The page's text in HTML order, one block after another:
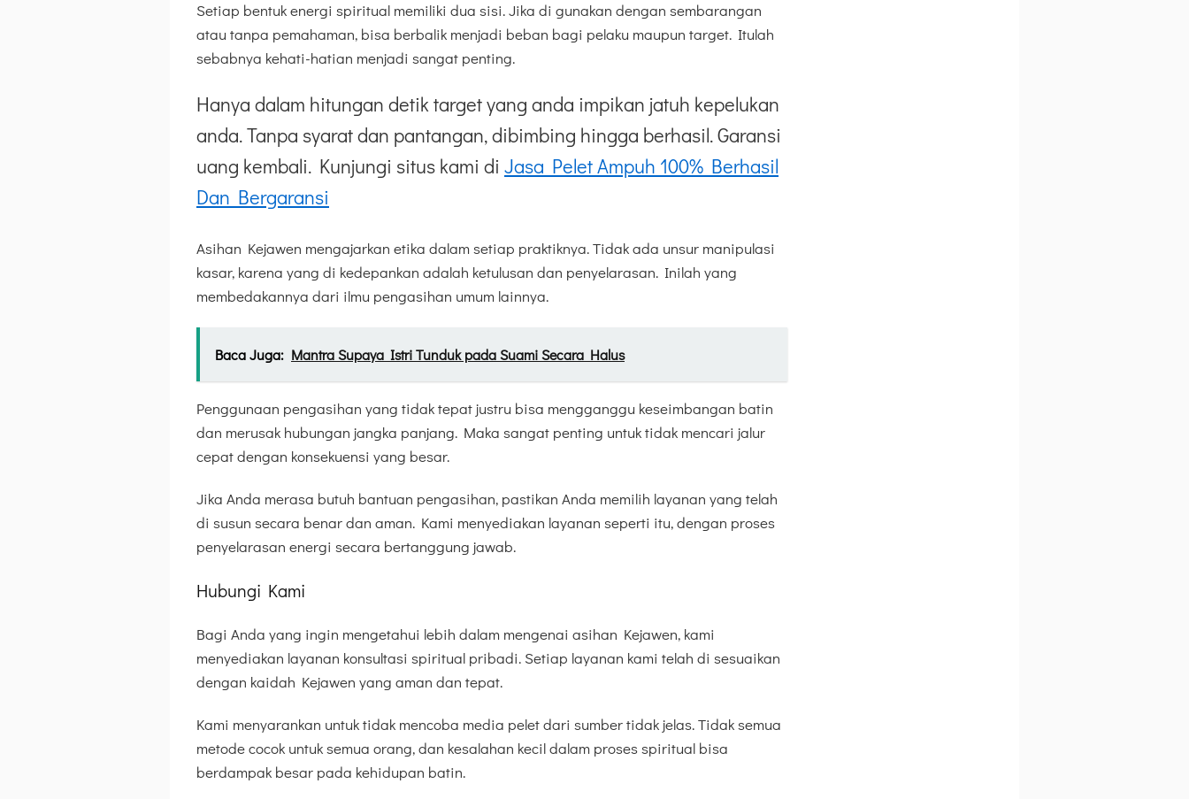
Setiap bentuk energi spiritual memiliki dua sisi. Jika di gunakan dengan sembarangan
atau tanpa pemahaman, bisa berbalik menjadi beban bagi pelaku maupun target. Itulah
sebabnya kehati-hatian menjadi sangat penting.
Hanya dalam hitungan detik target yang anda impikan jatuh kepelukan
anda. Tanpa syarat dan pantangan, dibimbing hingga berhasil. Garansi
uang kembali. Kunjungi situs kami di Jasa Pelet Ampuh 100% Berhasil
Dan Bergaransi
Asihan Kejawen mengajarkan etika dalam setiap praktiknya. Tidak ada unsur manipulasi
kasar, karena yang di kedepankan adalah ketulusan dan penyelarasan. Inilah yang
membedakannya dari ilmu pengasihan umum lainnya.
Baca Juga: Mantra Supaya Istri Tunduk pada Suami Secara Halus
Penggunaan pengasihan yang tidak tepat justru bisa mengganggu keseimbangan batin
dan merusak hubungan jangka panjang. Maka sangat penting untuk tidak mencari jalur
cepat dengan konsekuensi yang besar.
Jika Anda merasa butuh bantuan pengasihan, pastikan Anda memilih layanan yang telah
di susun secara benar dan aman. Kami menyediakan layanan seperti itu, dengan proses
penyelarasan energi secara bertanggung jawab.
Hubungi Kami
Bagi Anda yang ingin mengetahui lebih dalam mengenai asihan Kejawen, kami
menyediakan layanan konsultasi spiritual pribadi. Setiap layanan kami telah di sesuaikan
dengan kaidah Kejawen yang aman dan tepat.
Kami menyarankan untuk tidak mencoba media pelet dari sumber tidak jelas. Tidak semua
metode cocok untuk semua orang, dan kesalahan kecil dalam proses spiritual bisa
berdampak besar pada kehidupan batin.